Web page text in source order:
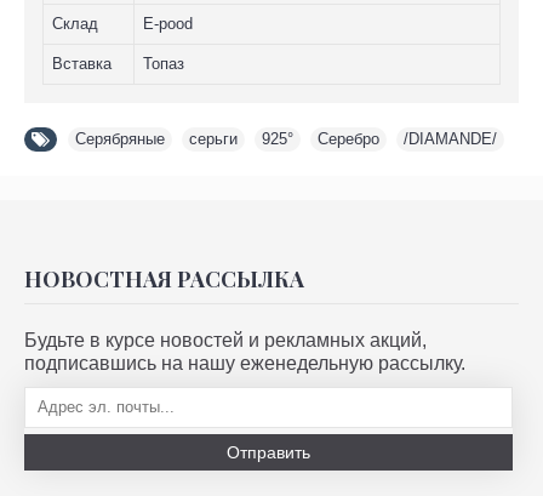
Склад E-pood
Вставка Топаз
Серябряные серьги 925° Серебро /DIAMANDE/
НОВОСТНАЯ РАССЫЛКА
Будьте в курсе новостей и рекламных акций,
подписавшись на нашу еженедельную рассылку.
Отправить